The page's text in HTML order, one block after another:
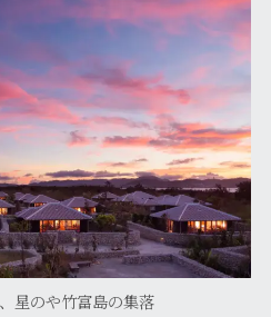
星のや竹富島の集落